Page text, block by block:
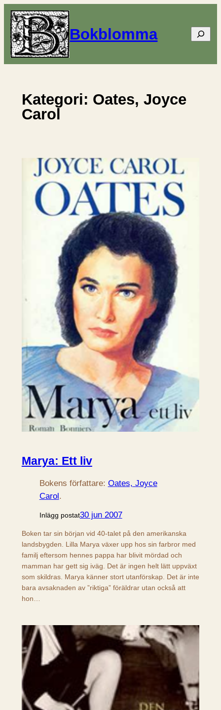
Hoppa
till
innehåll
Bokblomma Sök
Kategori: Oates, Joyce
Carol
Marya: Ett liv
Bokens författare: Oates, Joyce
Carol.
Inlägg postat30 jun 2007
Boken tar sin början vid 40-talet på den amerikanska
landsbygden. Lilla Marya växer upp hos sin farbror med
familj eftersom hennes pappa har blivit mördad och
mamman har gett sig iväg. Det är ingen helt lätt uppväxt
som skildras. Marya känner stort utanförskap. Det är inte
bara avsaknaden av ”riktiga” föräldrar utan också att
hon…